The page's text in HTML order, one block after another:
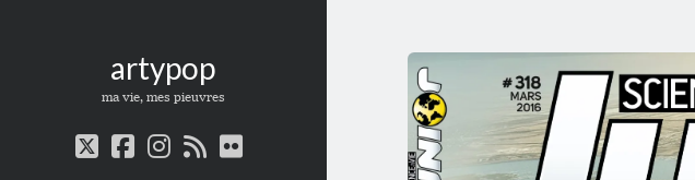
artypop
ma vie, mes pieuvres
twitterfacebook
instagram
rssflickr